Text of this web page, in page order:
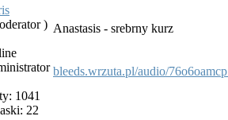
)
1041
22
Anastasis - srebrny kurz
bleeds.wrzuta.pl/audio/